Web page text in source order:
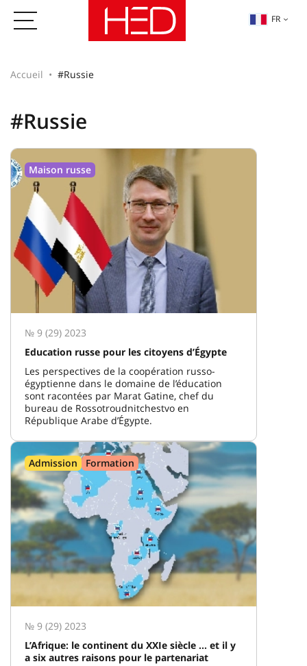
FR
Accueil #Russie
#Russie
Maison russe
№ 9 (29) 2023
Education russe pour les citoyens d’Égypte
Les perspectives de la coopération russo-
égyptienne dans le domaine de l’éducation
sont racontées par Marat Gatine, chef du
bureau de Rossotroudnitchestvo en
République Arabe d’Égypte.
Admission Formation
№ 9 (29) 2023
L’Afrique: le continent du XXIe siècle ... et il y
a six autres raisons pour le partenariat